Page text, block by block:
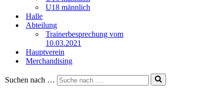
U18 männlich
Halle
Abteilung
Trainerbesprechung vom
10.03.2021
Hauptverein
Merchandising
Suchen nach …